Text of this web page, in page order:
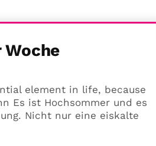
Woche
element in life, because
Es ist Hochsommer und es
Nicht nur eine eiskalte